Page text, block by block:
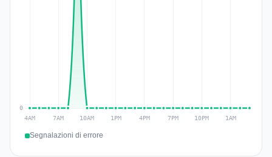
Segnalazioni di errore